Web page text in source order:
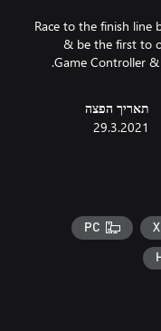
Race to the finish line
& be the first to
Game Controller &
תאריך הפצה
29.3.2021
PC